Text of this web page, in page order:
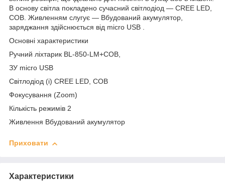
В основу світла покладено сучасний світлодіод — CREE LED,
COB. Живленням слугує — Вбудований акумулятор,
заряджання здійснюється від micro USB .
Основні характеристики
Ручний ліхтарик BL-850-LM+COB,
ЗУ micro USB
Світлодіод (і) CREE LED, COB
Фокусування (Zoom)
Кількість режимів 2
Живлення Вбудований акумулятор
Приховати
Характеристики